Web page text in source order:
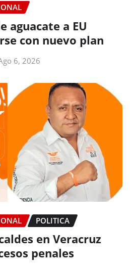
aguacate a EU
con nuevo plan
6, 2026
POLITICA
en Veracruz
penales